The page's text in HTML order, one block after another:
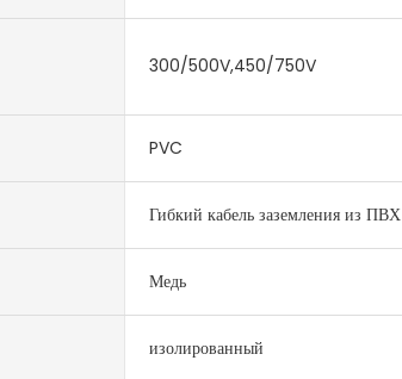
300/500V,450/750V
PVC
Гибкий кабель заземления из ПВХ
Медь
изолированный